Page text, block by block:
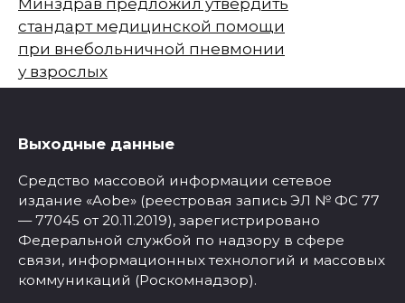
Минздрав предложил утвердить
стандарт медицинской помощи
при внебольничной пневмонии
у взрослых
Выходные данные
Средство массовой информации сетевое
издание «Aobe» (реестровая запись ЭЛ № ФС 77
— 77045 от 20.11.2019), зарегистрировано
Федеральной службой по надзору в сфере
связи, информационных технологий и массовых
коммуникаций (Роскомнадзор).